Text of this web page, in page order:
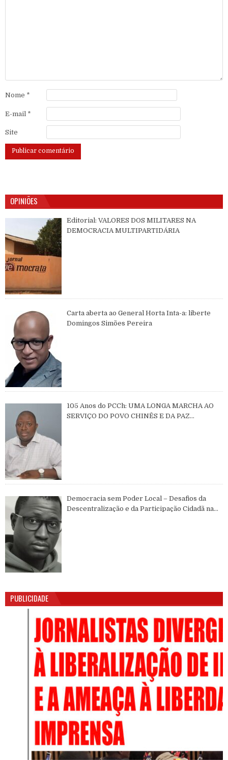
Nome *
E-mail *
Site
OPINIÕES
Editorial: VALORES DOS MILITARES NA
DEMOCRACIA MULTIPARTIDÁRIA
Carta aberta ao General Horta Inta-a: liberte
Domingos Simões Pereira
105 Anos do PCCh: UMA LONGA MARCHA AO
SERVIÇO DO POVO CHINÊS E DA PAZ
Democracia sem Poder Local – Desafios da
Descentralização e da Participação Cidadã na
PUBLICIDADE